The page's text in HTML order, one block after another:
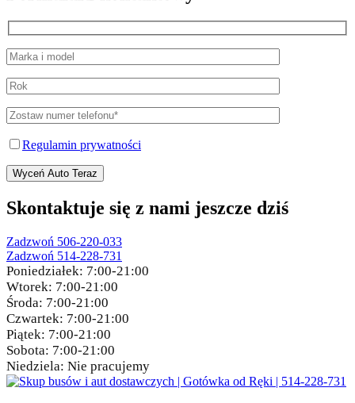
Regulamin prywatności
Wyceń Auto Teraz
Skontaktuje się z nami jeszcze dziś
Zadzwoń 506-220-033
Zadzwoń 514-228-731
Poniedziałek: 7:00-21:00
Wtorek: 7:00-21:00
Środa: 7:00-21:00
Czwartek: 7:00-21:00
Piątek: 7:00-21:00
Sobota: 7:00-21:00
Niedziela: Nie pracujemy